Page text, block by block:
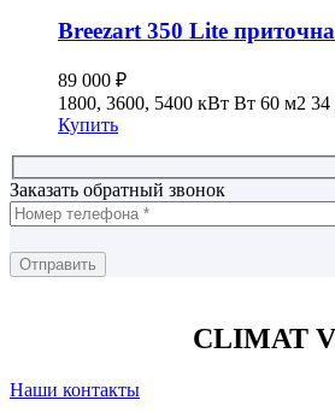
Breezart 350 Lite
89 000 ₽
1800, 3600, 5400 кВт Вт 60 м2 34
Купить
Заказать обратный звонок
CLIMAT
Наши контакты